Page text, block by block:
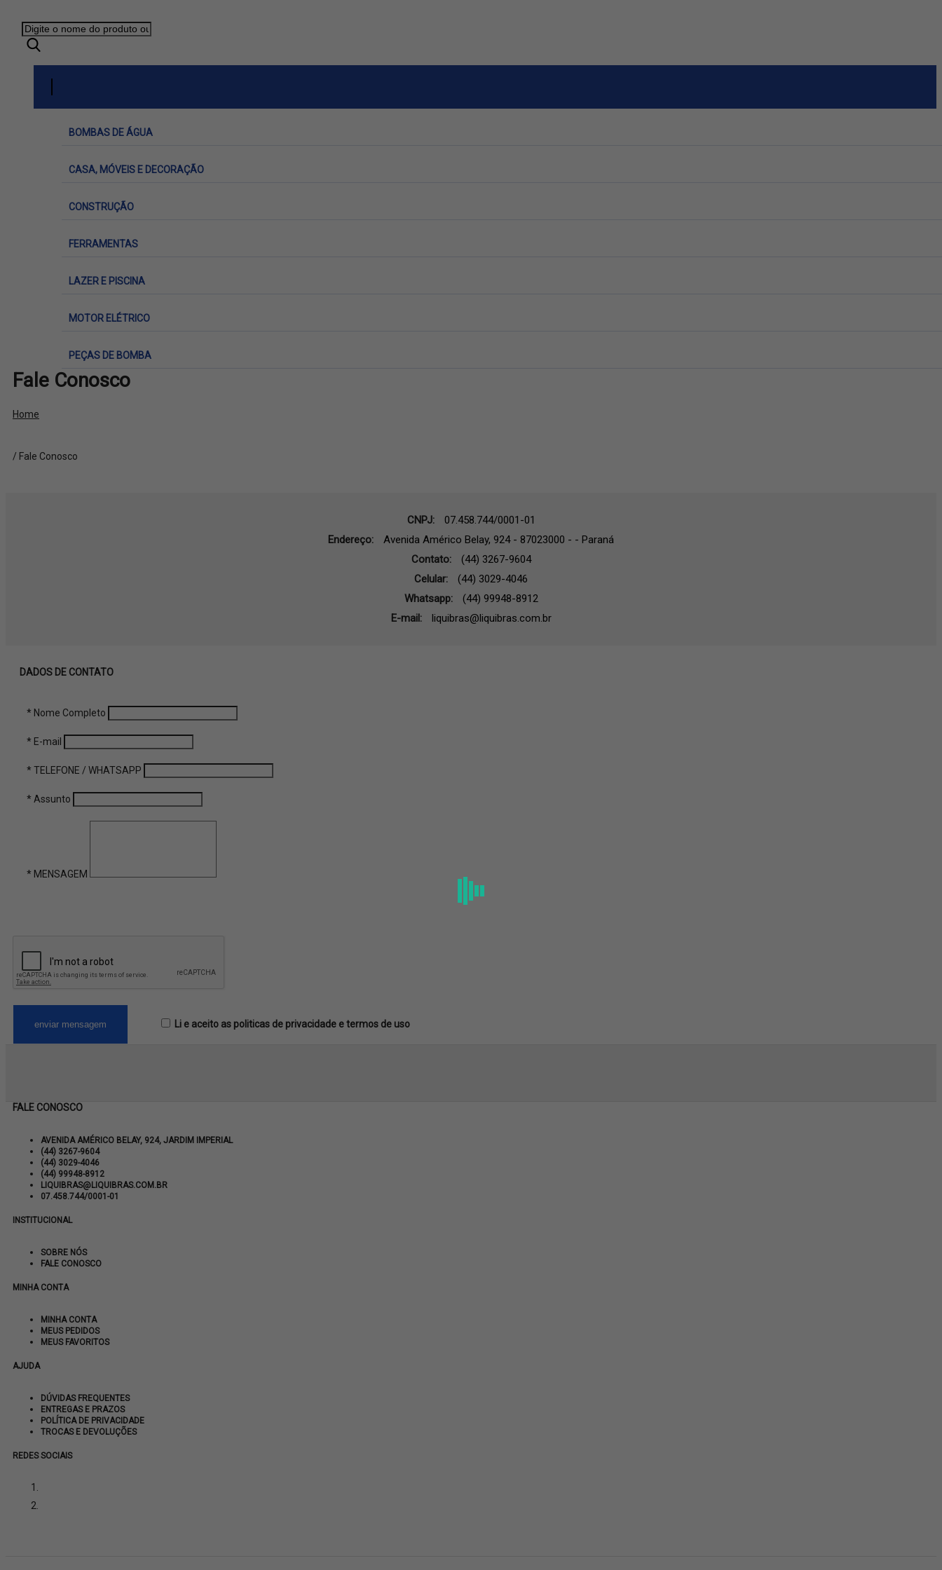
BOMBAS DE ÁGUA
CASA, MÓVEIS E DECORAÇÃO
CONSTRUÇÃO
FERRAMENTAS
LAZER E PISCINA
MOTOR ELÉTRICO
PEÇAS DE BOMBA
Fale Conosco
Home
/ Fale Conosco
CNPJ:
07.458.744/0001-01
Endereço:
Avenida Américo Belay, 924 - 87023000 - - Paraná
Contato:
(44) 3267-9604
Celular:
(44) 3029-4046
Whatsapp:
(44) 99948-8912
E-mail:
liquibras@liquibras.com.br
DADOS DE CONTATO
* Nome Completo
* E-mail
* TELEFONE / WHATSAPP
* Assunto
* MENSAGEM
enviar mensagem Li e aceito as politicas de privacidade e termos de uso
FALE CONOSCO
AVENIDA AMÉRICO BELAY, 924, JARDIM IMPERIAL
(44) 3267-9604
(44) 3029-4046
(44) 99948-8912
LIQUIBRAS@LIQUIBRAS.COM.BR
07.458.744/0001-01
INSTITUCIONAL
SOBRE NÓS
FALE CONOSCO
MINHA CONTA
MINHA CONTA
MEUS PEDIDOS
MEUS FAVORITOS
AJUDA
DÚVIDAS FREQUENTES
ENTREGAS E PRAZOS
POLÍTICA DE PRIVACIDADE
TROCAS E DEVOLUÇÕES
REDES SOCIAIS